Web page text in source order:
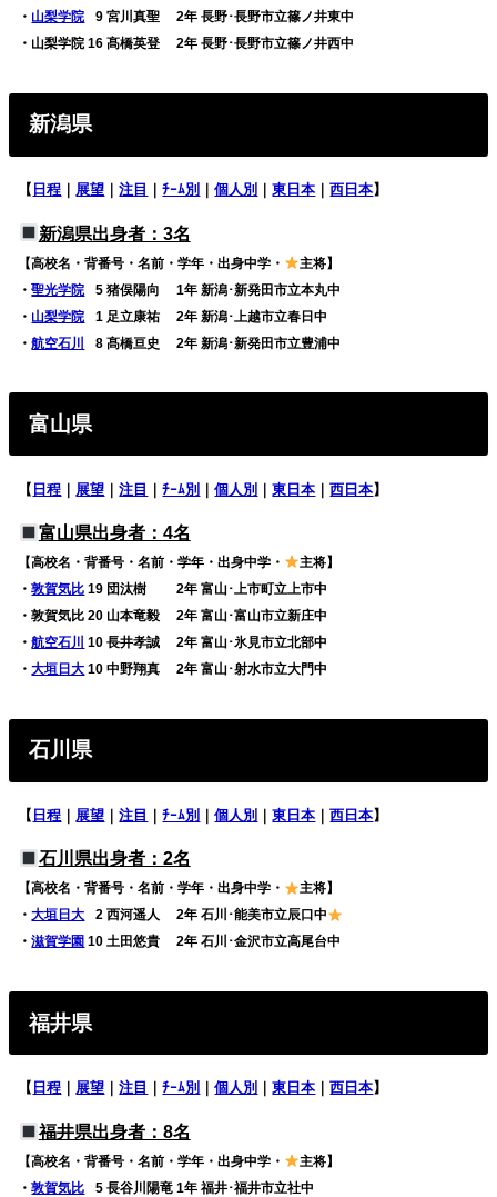
・ 山梨学院 09 宮川真聖 2年 長野･長野市立篠ノ井東中
・山梨学院 16 髙橋英登 2年 長野･長野市立篠ノ井西中
新潟県
【 日程 展望 ｜注目 ｜ﾁｰﾑ別 ｜個人別 ｜東日本 ｜西日本】
新潟県出身者：3名
【高校名・背番号・名前・学年・出身中学・
主将】
・聖光学院 05 猪俣陽向 1年 新潟･新発田市立本丸中
・ 山梨学院 01 足立康祐 2年 新潟･上越市立春日中
・航空石川 08 髙橋亘史 2年 新潟･新発田市立豊浦中
富山県
【 日程 ｜ 展望 ｜注目 ｜ﾁｰﾑ別 ｜個人別 ｜東日本 ｜西日本】
富山県出身者：4名
【高校名・背番号・名前・学年・出身中学・
主将】
・敦賀気比 19 団汰樹 2年 富山･上市町立上市中
・敦賀気比 20 山本竜毅 2年 富山･富山市立新庄中
・航空石川 10 長井孝誠 2年 富山･氷見市立北部中
・大垣日大 10 中野翔真 2年 富山･射水市立大門中
石川県
【 日程 展望 ｜注目 ｜ﾁｰﾑ別 ｜個人別 ｜東日本 ｜西日本】
石川県出身者：2名
【高校名・背番号・名前・学年・出身中学・
主将】
・大垣日大 02 西河遥人 2年 石川･能美市立辰口中
・滋賀学園 10 土田悠貴 2年 石川･金沢市立高尾台中
福井県
【 日程 展望 ｜注目 ｜ﾁｰﾑ別 ｜個人別 ｜東日本 ｜西日本】
福井県出身者：8名
【高校名・背番号・名前・学年・出身中学・
主将】
・敦賀気比 05 長谷川陽竜 1年 福井･福井市立社中